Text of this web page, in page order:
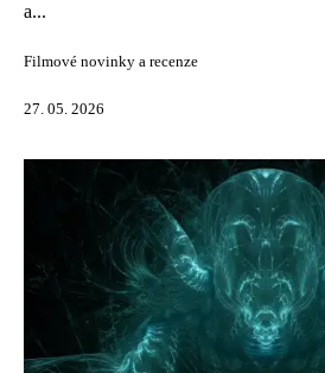
a...
Filmové novinky a recenze
27. 05. 2026